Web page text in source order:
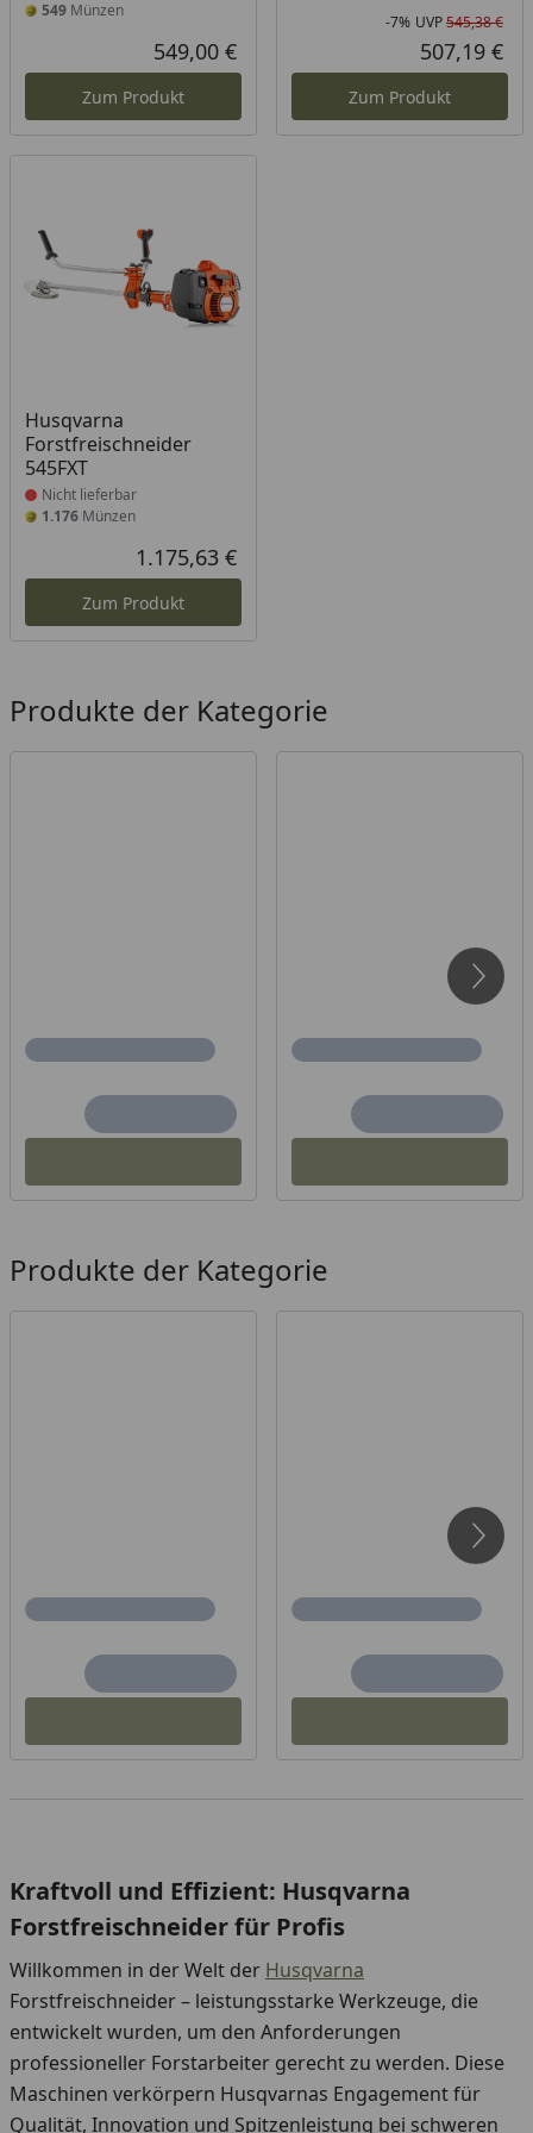
549 Münzen
Aktueller Preis
549,00 €
Zum Produkt
-7% UVP545,38 €
507,19 €
Zum Produkt
Husqvarna
Forstfreischneider
545FXT
Produkt nicht lieferbar
Nicht lieferbar
1.176 Münzen
Aktueller Preis
1.175,63 €
Zum Produkt
Produkte der Kategorie
Produkte der Kategorie
Kraftvoll und Effizient: Husqvarna
Forstfreischneider für Profis
Willkommen in der Welt der Husqvarna
Forstfreischneider – leistungsstarke Werkzeuge, die
entwickelt wurden, um den Anforderungen
professioneller Forstarbeiter gerecht zu werden. Diese
Maschinen verkörpern Husqvarnas Engagement für
Qualität, Innovation und Spitzenleistung bei schweren